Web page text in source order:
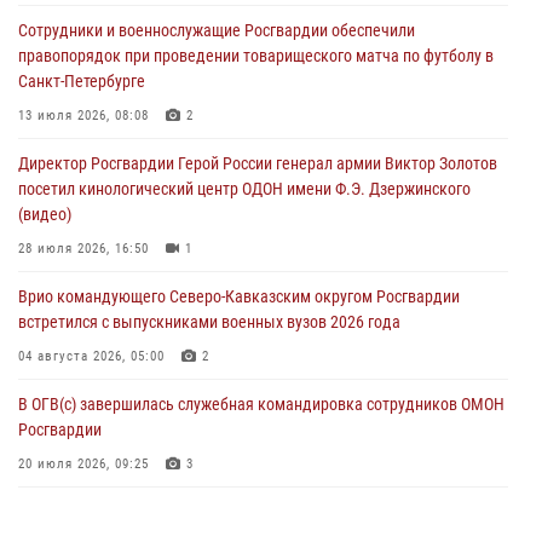
посетили мастер-класс по художественной гимнастике
05 августа 2026, 13:00 3
Офицеры Росгвардии и ветераны войск правопорядка почтили
05 августа 2026, 12:40
Росгвардейцы приняли участие в акции «Волна памяти»,
посвящённой 83‑й годовщине освобождения Белгорода от
05 августа 2026, 12:13 1
Сотрудники и военнослужащие Росгвардии обеспечили
правопорядок при проведении товарищеского матча по футболу в
Санкт-Петербурге
13 июля 2026, 08:08 2
Директор Росгвардии Герой России генерал армии Виктор Золотов
посетил кинологический центр ОДОН имени Ф.Э. Дзержинского
(видео)
28 июля 2026, 16:50 1
Врио командующего Северо-Кавказским округом Росгвардии
встретился с выпускниками военных вузов 2026 года
04 августа 2026, 05:00 2
В ОГВ(с) завершилась служебная командировка сотрудников ОМОН
Росгвардии
20 июля 2026, 09:25 3